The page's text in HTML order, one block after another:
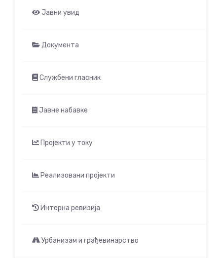
Јавни увид
Документа
Службени гласник
Јавне набавке
Пројекти у току
Реализовани пројекти
Интерна ревизија
Урбанизам и грађевинарство